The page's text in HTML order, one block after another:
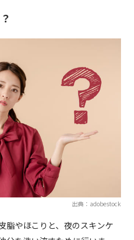
出典：adobestock
脂やほこりと、夜のスキンケ